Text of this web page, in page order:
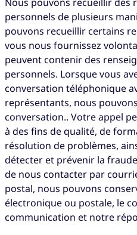
personnels de plusieurs
pouvons recueillir certains
vous nous fournissez
peuvent contenir des
personnels. Lorsque vous
conversation téléphonique
représentants, nous
conversation.. Votre appel
à des fins de qualité, de
résolution de problèmes,
détecter et prévenir la
de nous contacter par
postal, nous pouvons
électronique ou postale, le
communication et notre